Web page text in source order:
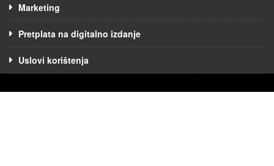
Marketing
Pretplata na digitalno izdanje
Uslovi korištenja